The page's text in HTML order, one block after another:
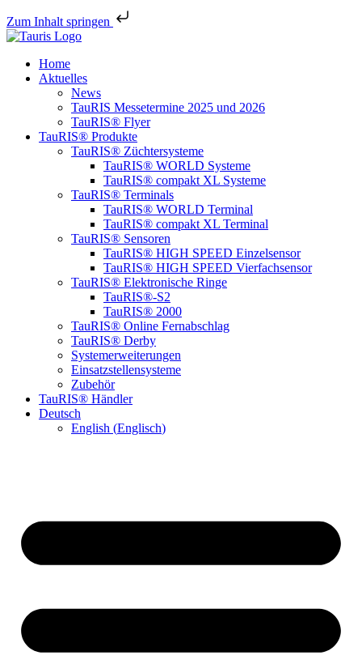
Zum Inhalt springen
Home
Aktuelles
News
TauRIS Messetermine 2025 und 2026
TauRIS® Flyer
TauRIS® Produkte
TauRIS® Züchtersysteme
TauRIS® WORLD Systeme
TauRIS® compakt XL Systeme
TauRIS® Terminals
TauRIS® WORLD Terminal
TauRIS® compakt XL Terminal
TauRIS® Sensoren
TauRIS® HIGH SPEED Einzelsensor
TauRIS® HIGH SPEED Vierfachsensor
TauRIS® Elektronische Ringe
TauRIS®-S2
TauRIS® 2000
TauRIS® Online Fernabschlag
TauRIS® Derby
Systemerweiterungen
Einsatzstellensysteme
Zubehör
TauRIS® Händler
Deutsch
English (Englisch)